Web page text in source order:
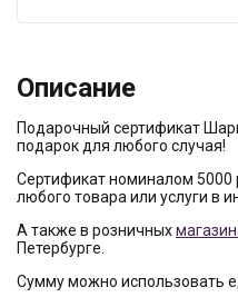
Описание
Подарочный сертификат
подарок для любого случая!
Сертификат номиналом 5000
любого товара или услуги в
А также в розничных
Петербурге.
Сумму можно использовать